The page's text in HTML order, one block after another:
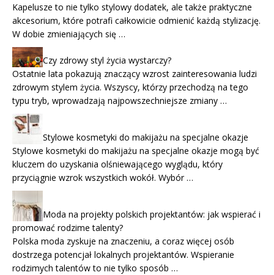
Kapelusze to nie tylko stylowy dodatek, ale także praktyczne
akcesorium, które potrafi całkowicie odmienić każdą stylizację.
W dobie zmieniających się …
Czy zdrowy styl życia wystarczy?
Ostatnie lata pokazują znaczący wzrost zainteresowania ludzi
zdrowym stylem życia. Wszyscy, którzy przechodzą na tego
typu tryb, wprowadzają najpowszechniejsze zmiany …
Stylowe kosmetyki do makijażu na specjalne okazje
Stylowe kosmetyki do makijażu na specjalne okazje mogą być
kluczem do uzyskania olśniewającego wyglądu, który
przyciągnie wzrok wszystkich wokół. Wybór …
Moda na projekty polskich projektantów: jak wspierać i
promować rodzime talenty?
Polska moda zyskuje na znaczeniu, a coraz więcej osób
dostrzega potencjał lokalnych projektantów. Wspieranie
rodzimych talentów to nie tylko sposób …